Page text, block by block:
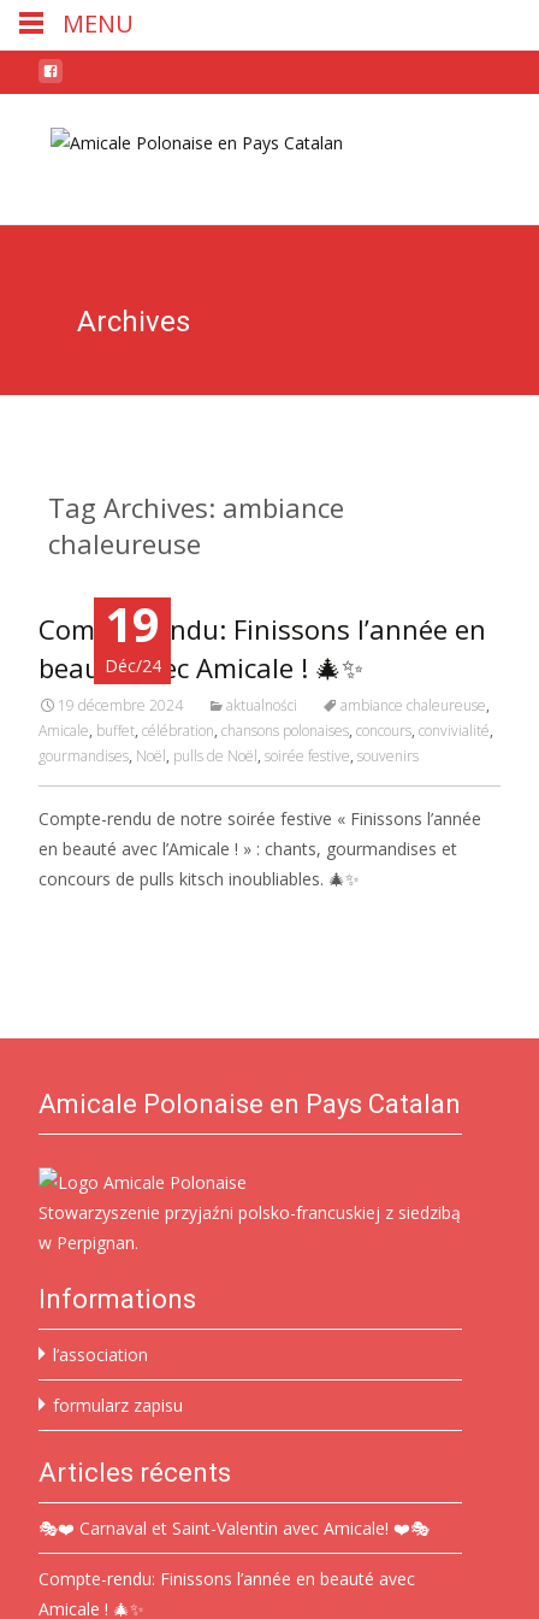
Archives
Tag Archives: ambiance
chaleureuse
19
Déc/24
Compte-rendu: Finissons l’année en
beauté avec Amicale ! 🎄✨
19 décembre 2024 aktualności ambiance chaleureuse,
Amicale, buffet, célébration, chansons polonaises, concours, convivialité,
gourmandises, Noël, pulls de Noël, soirée festive, souvenirs
Compte-rendu de notre soirée festive « Finissons l’année
en beauté avec l’Amicale ! » : chants, gourmandises et
concours de pulls kitsch inoubliables. 🎄✨
Amicale Polonaise en Pays Catalan
Stowarzyszenie przyjaźni polsko-francuskiej z siedzibą
w Perpignan.
Informations
l’association
formularz zapisu
Articles récents
🎭❤️ Carnaval et Saint-Valentin avec Amicale! ❤️🎭
Compte-rendu: Finissons l’année en beauté avec
Amicale ! 🎄✨
MENU